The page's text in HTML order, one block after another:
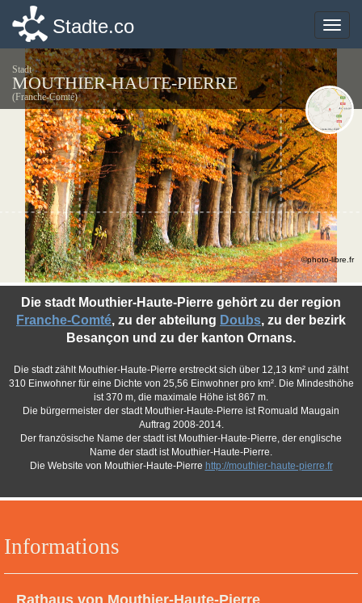
Toggle
Stadte.co
Stadt
MOUTHIER-HAUTE-PIERRE
(Franche-Comté)
Informations
Rathaus von Mouthier-Haute-Pierre
Die stadt Mouthier-Haute-Pierre gehört zu der region
Franche-Comté, zu der abteilung Doubs, zu der bezirk
Besançon und zu der kanton Ornans.
Die stadt zählt Mouthier-Haute-Pierre erstreckt sich über 12,13 km² und zälht
310 Einwohner für eine Dichte von 25,56 Einwohner pro km². Die Mindesthöhe
ist 370 m, die maximale Höhe ist 867 m.
Die bürgermeister der stadt Mouthier-Haute-Pierre ist Romuald Maugain
Auftrag 2008-2014.
Der französische Name der stadt ist Mouthier-Haute-Pierre, der englische
Name der stadt ist Mouthier-Haute-Pierre.
Die Website von Mouthier-Haute-Pierre http://mouthier-haute-pierre.fr
©photo-libre.fr
Toggle
Stadte.co